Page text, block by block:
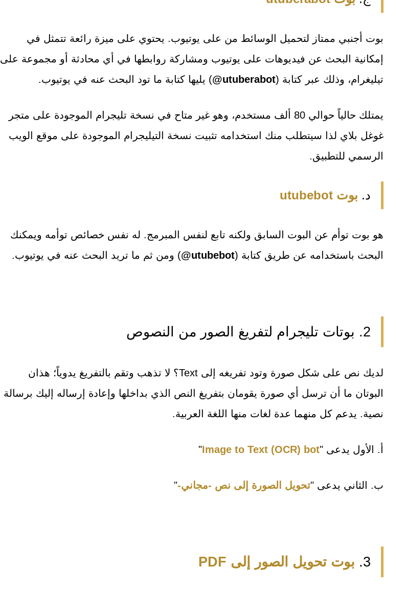
بوت أجنبي ممتاز لتحميل الوسائط من على يوتيوب. يحتوي على ميزة رائعة تتمثل في
إمكانية البحث عن فيديوهات على يوتيوب ومشاركة روابطها في أي محادثة أو مجموعة على
تيليغرام، وذلك عبر كتابة (utuberabot@ ) يليها كتابة ما تود البحث عنه في يوتيوب.
يمتلك حالياً حوالي 80 ألف مستخدم، وهو غير متاح في نسخة تليجرام الموجودة على متجر
غوغل بلاي لذا سيتطلب منك استخدامه تثبيت نسخة التيليجرام الموجودة على موقع الويب
الرسمي للتطبيق.
د. بوت utubebot
هو بوت توأم عن البوت السابق ولكنه تابع لنفس المبرمج. له نفس خصائص توأمه ويمكنك
البحث باستخدامه عن طريق كتابة (utubebot@ ) ومن ثم ما تريد البحث عنه في يوتيوب.
2. بوتات تليجرام لتفريغ الصور من النصوص
لديك نص على شكل صورة وتود تفريغه إلى Text؟ لا تذهب وتقم بالتفريغ يدوياً؛ هذان
البوتان ما أن ترسل أي صورة يقومان بتفريغ النص الذي بداخلها وإعادة إرساله إليك برسالة
نصية. يدعم كل منهما عدة لغات منها اللغة العربية.
أ‌. الأول يدعى "Image to Text (OCR) bot
"
ب‌. الثاني يدعى "تحويل الصورة إلى نص -مجاني-"
3. بوت تحويل الصور إلى PDF